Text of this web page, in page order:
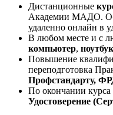
Дистанционные
Академии МАДО.
удаленно онлайн в
В любом месте и с
компьютер, ноутбук
Повышение
переподготовка
Профстандарту,
По окончании курса
Удостоверение